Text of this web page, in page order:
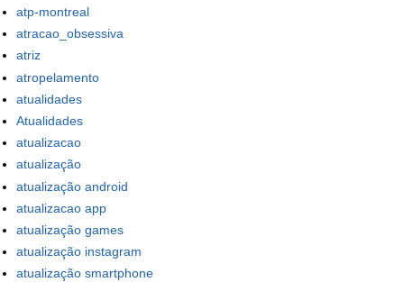
atp-montreal
atracao_obsessiva
atriz
atropelamento
atualidades
Atualidades
atualizacao
atualização
atualização android
atualizacao app
atualização games
atualização instagram
atualização smartphone